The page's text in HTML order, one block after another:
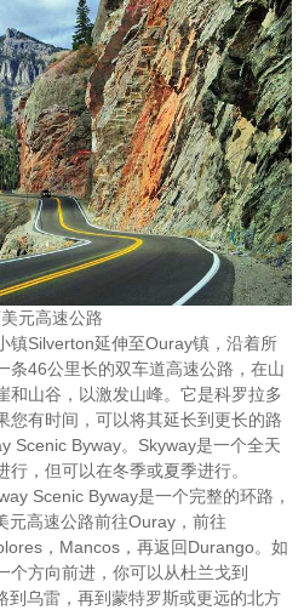
元高速公路
镇Silverton延伸至Ouray镇，沿着所
条46公里长的双车道高速公路，在山
和山谷，以激发山峰。它是科罗拉多
您有时间，可以将其延长到更长的路
Scenic Byway。Skyway是一个全天
，但可以在冬季或夏季进行。
Scenic Byway是一个完整的环路，
元高速公路前往Ouray，前往
，Mancos，再返回Durango。如
方向前进，你可以从杜兰戈到
到乌雷，再到蒙特罗斯或更远的北方